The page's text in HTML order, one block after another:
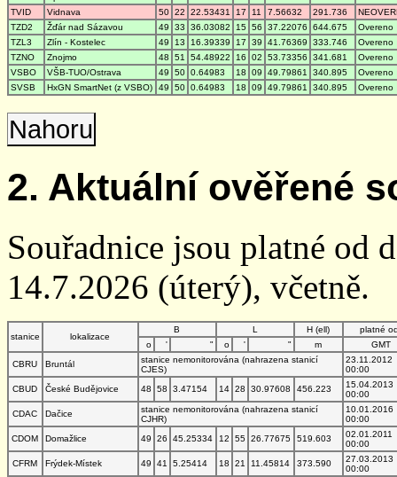
TVID
Vidnava 50 22 22.53431 17 11 7.56632 291.736
TZD2
Žďár nad Sázavou 49 33 36.03082 15 56 37.22076 644.675
Overeno
TZL3
Zlín - Kostelec 49 13 16.39339 17 39 41.76369 333.746
Overeno
TZNO
Znojmo 48 51 54.48922 16 02 53.73356 341.681
Overeno
VSBO
VŠB-TUO/Ostrava 49 50 0.64983 18 09 49.79861 340.895
Overeno
SVSB
HxGN SmartNet (z VSBO) 49 50 0.64983 18 09 49.79861 340.895 Overeno
Nahoru
2. Aktuální ověřené
Souřadnice jsou platné od
14.7.2026 (úterý), včetně.
stanice lokalizace
B L H (ell)
platné
o
' " o ' " m
GMT
CBRU
Bruntál
stanice nemonitorována (nahrazena stanicí
CJES)
23.11.2012
00:00
CBUD
České Budějovice 48 58 3.47154 14 28 30.97608 456.223
15.04.2013
00:00
CDAC
Dačice
stanice nemonitorována (nahrazena stanicí
CJHR)
10.01.2016
00:00
CDOM
Domažlice 49 26 45.25334 12 55 26.77675 519.603
02.01.2011
00:00
CFRM
Frýdek-Místek 49 41 5.25414 18 21 11.45814 373.590
27.03.2013
00:00